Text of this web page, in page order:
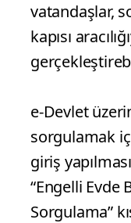
vatandaşlar,
kapısı
e-Devlet
sorgulamak
giriş
“Engelli Evde
Sorgulama”